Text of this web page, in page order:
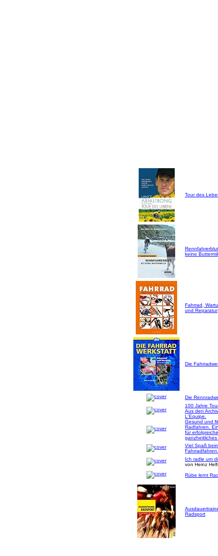
Tour des
keine
Fahrrad,
und Reparatur
Die
Die
100 Jahre
Aus den
L'Equipe.
Gesund und
Radfahren.
für
Viel Spaß
Fahrradfahren.
Ich radle um
von Heinz
Rübe lernt
Radsport